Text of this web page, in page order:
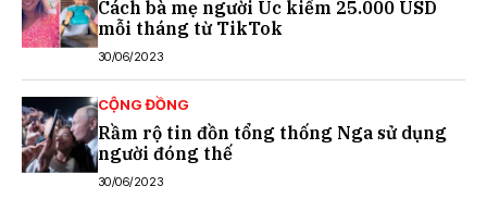
Cách bà mẹ người Úc kiếm 25.000 USD
mỗi tháng từ TikTok
30/06/2023
CỘNG ĐỒNG
Rầm rộ tin đồn tổng thống Nga sử dụng
người đóng thế
30/06/2023